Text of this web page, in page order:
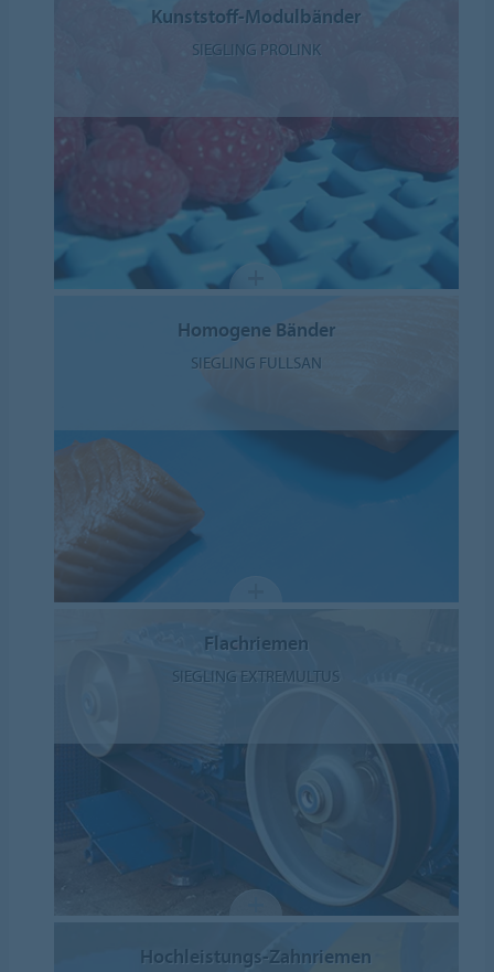
Kunststoff-Modulbänder
SIEGLING PROLINK
Homogene Bänder
SIEGLING FULLSAN
Flachriemen
SIEGLING EXTREMULTUS
Hochleistungs-Zahnriemen